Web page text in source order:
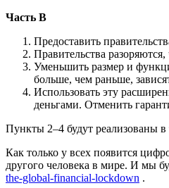
Часть B
Предоставить
Правительства
Уменьшить размер и
больше, чем раньше,
Использовать эту
деньгами. Отменить
Пункты 2–4 будут реализованы
Как только у всех появится
другого человека в мире. И мы
the-global-financial-lockdown .